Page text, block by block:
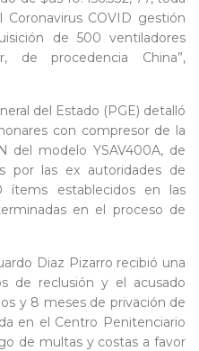
COVID gestión
de 500 ventiladores
de procedencia China”,
del Estado (PGE) detalló
con compresor de la
del modelo YSAV400A, de
por las ex autoridades de
ítems establecidos en las
en el proceso de
Diaz Pizarro recibió una
de reclusión y el acusado
y 8 meses de privación de
en el Centro Penitenciario
de multas y costas a favor